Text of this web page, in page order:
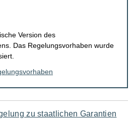
Version des
Das Regelungsvorhaben wurde
zu staatlichen Garantien